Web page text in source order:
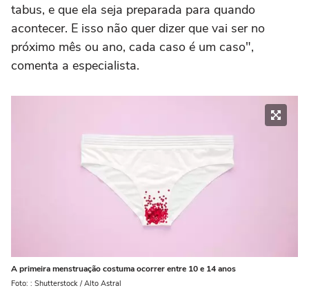
tabus, e que ela seja preparada para quando
acontecer. E isso não quer dizer que vai ser no
próximo mês ou ano, cada caso é um caso",
comenta a especialista.
A primeira menstruação costuma ocorrer entre 10 e 14 anos
Foto: : Shutterstock / Alto Astral